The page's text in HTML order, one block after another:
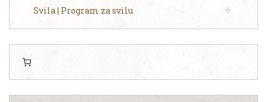
Svila | Program za svilu